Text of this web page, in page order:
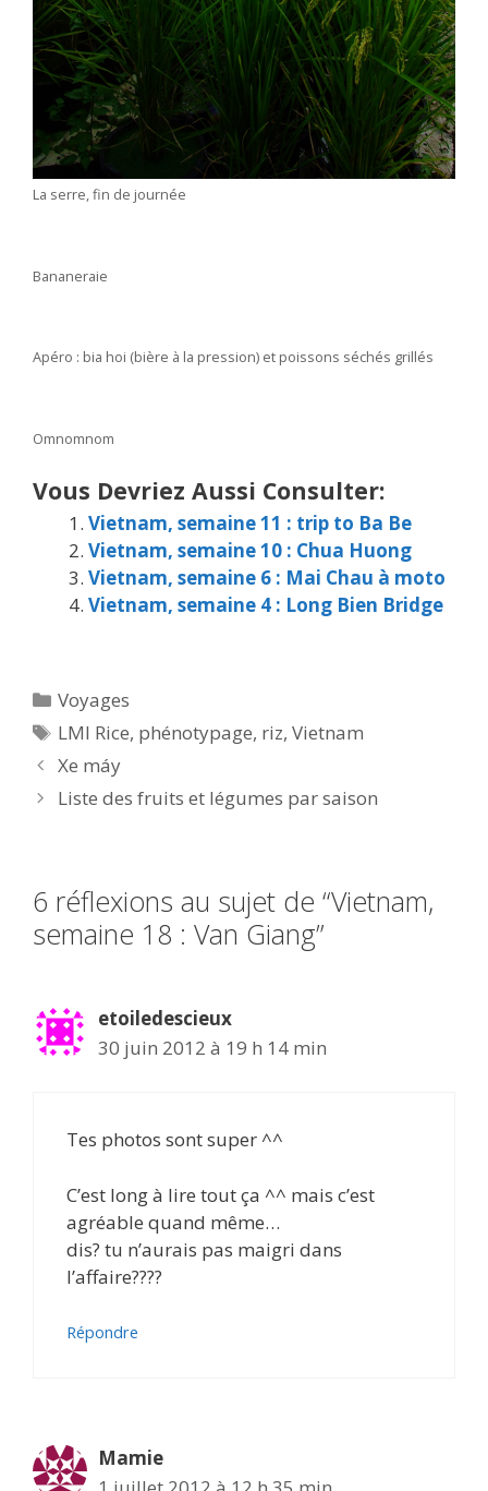
La serre, fin de journée
Bananeraie
Apéro : bia hoi (bière à la pression) et poissons séchés grillés
Omnomnom
Vous Devriez Aussi Consulter:
Vietnam, semaine 11 : trip to Ba Be
Vietnam, semaine 10 : Chua Huong
Vietnam, semaine 6 : Mai Chau à moto
Vietnam, semaine 4 : Long Bien Bridge
Catégories
Voyages
Étiquettes
LMI Rice, phénotypage, riz,Vietnam
Xe máy
Liste des fruits et légumes par saison
6 réflexions au sujet de “Vietnam,
semaine 18 : Van Giang”
etoiledescieux
30 juin 2012 à 19 h 14 min
Tes photos sont super ^^
C’est long à lire tout ça ^^ mais c’est
agréable quand même…
dis? tu n’aurais pas maigri dans
l’affaire????
Répondre
Mamie